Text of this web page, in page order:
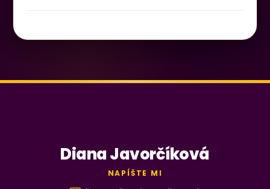
Diana Javorčíková
NAPÍŠTE MI